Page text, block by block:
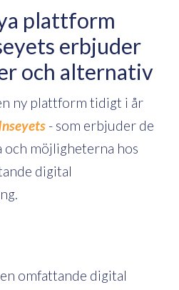
plattform
erbjuder
och alternativ
ny plattform tidigt i år
- som erbjuder de
möjligheterna hos
digital
omfattande digital